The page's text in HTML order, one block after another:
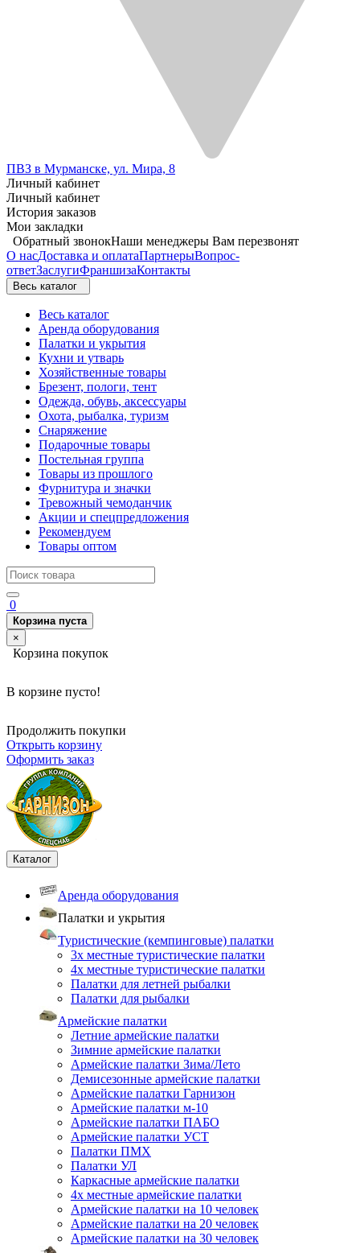
ПВЗ в Мурманске, ул. Мира, 8
Личный кабинет
Личный кабинет
История заказов
Мои закладки
Обратный звонокНаши менеджеры Вам перезвонят
О насДоставка и оплатаПартнерыВопрос-
ответЗаслугиФраншизаКонтакты
Весь каталог
Весь каталог
Аренда оборудования
Палатки и укрытия
Кухни и утварь
Хозяйственные товары
Брезент, пологи, тент
Одежда, обувь, аксессуары
Охота, рыбалка, туризм
Снаряжение
Подарочные товары
Постельная группа
Товары из прошлого
Фурнитура и значки
Тревожный чемоданчик
Акции и спецпредложения
Рекомендуем
Товары оптом
0
Корзина пуста
×
Корзина покупок
В корзине пусто!
Продолжить покупки
Открыть корзину
Оформить заказ
Каталог
Аренда оборудования
Палатки и укрытия
Туристические (кемпинговые) палатки
3х местные туристические палатки
4х местные туристические палатки
Палатки для летней рыбалки
Палатки для рыбалки
Армейские палатки
Летние армейские палатки
Зимние армейские палатки
Армейские палатки Зима/Лето
Демисезонные армейские палатки
Армейские палатки Гарнизон
Армейские палатки м-10
Армейские палатки ПАБО
Армейские палатки УСТ
Палатки ПМХ
Палатки УЛ
Каркасные армейские палатки
4х местные армейские палатки
Армейские палатки на 10 человек
Армейские палатки на 20 человек
Армейские палатки на 30 человек